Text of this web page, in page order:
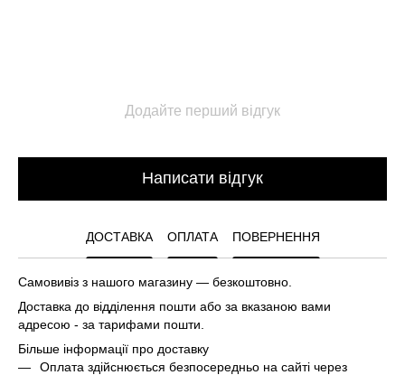
Додайте перший відгук
Написати відгук
ДОСТАВКА ОПЛАТА ПОВЕРНЕННЯ
Самовивіз з нашого магазину — безкоштовно.
Доставка до відділення пошти або за вказаною вами
адресою - за тарифами пошти.
Більше інформації про доставку
Оплата здійснюється безпосередньо на сайті через